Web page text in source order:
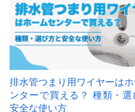
排水管つまり用ワイヤーは
ンターで買える？ 種類・選
安全な使い方